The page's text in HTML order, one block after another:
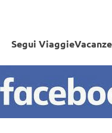
Segui